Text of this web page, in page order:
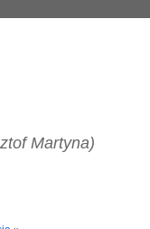
Martyna)